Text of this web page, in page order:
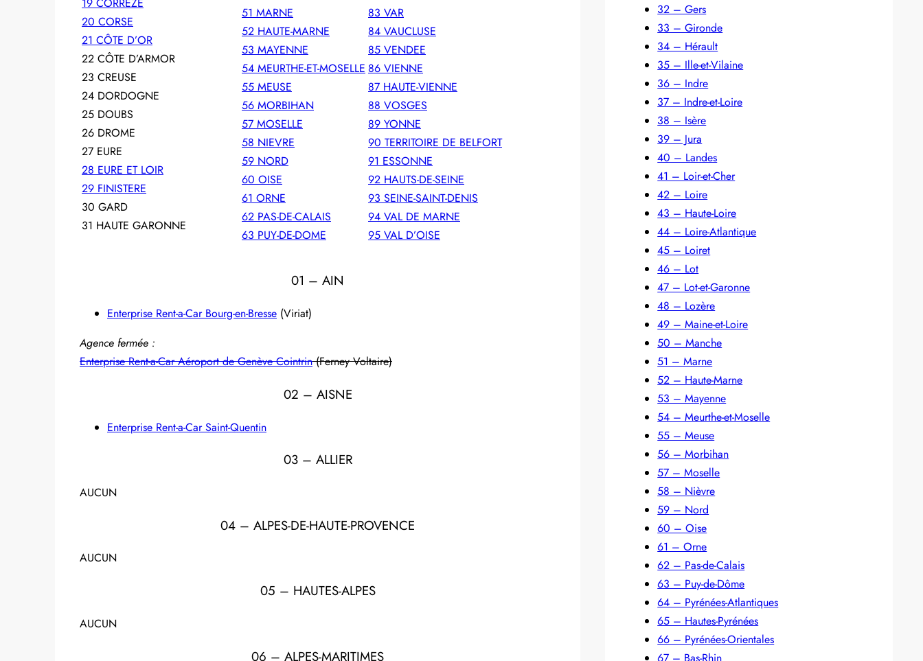
20 CORSE
21 CÔTE D’OR
22 CÔTE D’ARMOR
23 CREUSE
24 DORDOGNE
25 DOUBS
26 DROME
27 EURE
28 EURE ET LOIR
29 FINISTERE
30 GARD
31 HAUTE GARONNE
51 MARNE
52 HAUTE-MARNE
53 MAYENNE
54 MEURTHE-ET-MOSELLE
55 MEUSE
56 MORBIHAN
57 MOSELLE
58 NIEVRE
59 NORD
60 OISE
61 ORNE
62 PAS-DE-CALAIS
63 PUY-DE-DOME
83 VAR
84 VAUCLUSE
85 VENDEE
86 VIENNE
87 HAUTE-VIENNE
88 VOSGES
89 YONNE
90 TERRITOIRE DE BELFORT
91 ESSONNE
92 HAUTS-DE-SEINE
93 SEINE-SAINT-DENIS
94 VAL DE MARNE
95 VAL D’OISE
01 – AIN
Enterprise Rent-a-Car Bourg-en-Bresse (Viriat)
Agence fermée :
Enterprise Rent-a-Car Aéroport de Genève Cointrin(Ferney Voltaire)
02 – AISNE
Enterprise Rent-a-Car Saint-Quentin
03 – ALLIER
AUCUN
04 – ALPES-DE-HAUTE-PROVENCE
AUCUN
05 – HAUTES-ALPES
AUCUN
06 – ALPES-MARITIMES
32 – Gers
33 – Gironde
34 – Hérault
35 – Ille-et-Vilaine
36 – Indre
37 – Indre-et-Loire
38 – Isère
39 – Jura
40 – Landes
41 – Loir-et-Cher
42 – Loire
43 – Haute-Loire
44 – Loire-Atlantique
45 – Loiret
46 – Lot
47 – Lot-et-Garonne
48 – Lozère
49 – Maine-et-Loire
50 – Manche
51 – Marne
52 – Haute-Marne
53 – Mayenne
54 – Meurthe-et-Moselle
55 – Meuse
56 – Morbihan
57 – Moselle
58 – Nièvre
59 – Nord
60 – Oise
61 – Orne
62 – Pas-de-Calais
63 – Puy-de-Dôme
64 – Pyrénées-Atlantiques
65 – Hautes-Pyrénées
66 – Pyrénées-Orientales
67 – Bas-Rhin